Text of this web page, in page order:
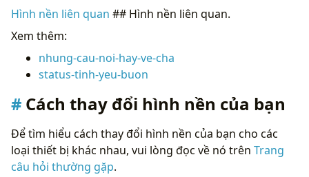
Hình nền liên quan ## Hình nền liên quan.
Xem thêm:
nhung-cau-noi-hay-ve-cha
status-tinh-yeu-buon
Cách thay đổi hình nền của bạn
Để tìm hiểu cách thay đổi hình nền của bạn cho các
loại thiết bị khác nhau, vui lòng đọc về nó trên Trang
câu hỏi thường gặp.